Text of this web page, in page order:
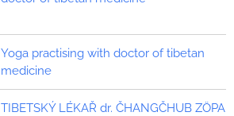
Yoga practising with doctor of tibetan
medicine
TIBETSKÝ LÉKAŘ dr. ČHANGČHUB ZÖPA